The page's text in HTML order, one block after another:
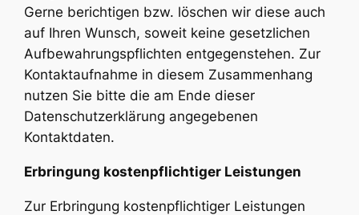
Gerne berichtigen bzw. löschen wir diese auch
auf Ihren Wunsch, soweit keine gesetzlichen
Aufbewahrungspflichten entgegenstehen. Zur
Kontaktaufnahme in diesem Zusammenhang
nutzen Sie bitte die am Ende dieser
Datenschutzerklärung angegebenen
Kontaktdaten.
Erbringung kostenpflichtiger Leistungen
Zur Erbringung kostenpflichtiger Leistungen